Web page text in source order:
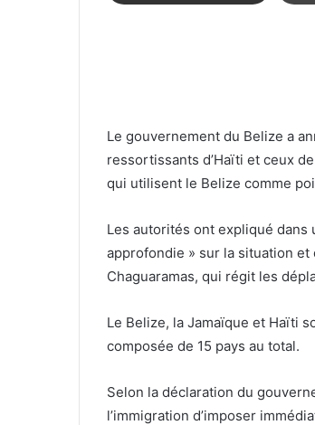
Le gouvernement du Belize a
ressortissants d’Haïti et ceux
qui utilisent le Belize comme
Les autorités ont expliqué dans
approfondie » sur la situation et
Chaguaramas, qui régit les
Le Belize, la Jamaïque et Haïti
composée de 15 pays au total.
Selon la déclaration du
l’immigration d’imposer